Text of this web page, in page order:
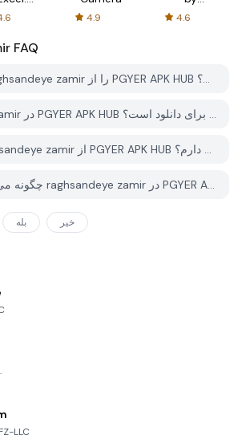
4.9
AFTVnews
4.6
FAQ
چگونه می توانم raghsandeye zamir را از PGYER APK HUB دانلود کنم؟
آیا raghsandeye zamir در PGYER APK HUB رایگان برای دانلود است؟
آیا برای دانلود raghsandeye zamir از PGYER APK HUB نیاز به حساب کاربری دارم؟
چگونه می توانم یک مشکل با raghsandeye zamir در PGYER APK HUB گزارش دهم؟
بله خیر
LLC